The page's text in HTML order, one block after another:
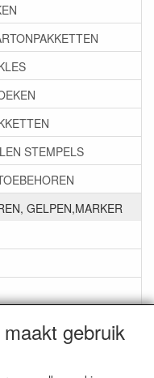
gebruik
STEMPELS
GELPEN,MARKER